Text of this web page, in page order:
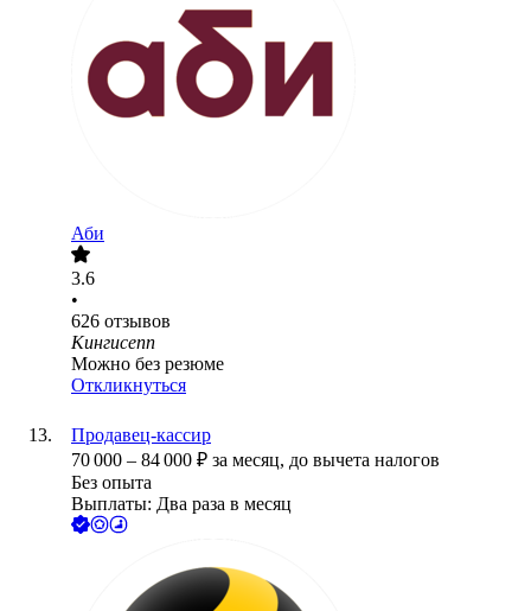
Аби
3.6
•
626 отзывов
Кингисепп
Можно без резюме
Откликнуться
Продавец-кассир
70 000 – 84 000 ₽ за месяц, до вычета налогов
Без опыта
Выплаты: Два раза в месяц